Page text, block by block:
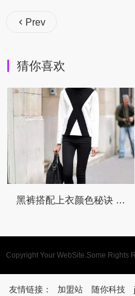
Prev
猜你喜欢
黑裤搭配上衣颜色秘诀 轻松穿出时尚风采
Copyright Your WebSite.Some Rights
友情链接： 加盟站 随你科技